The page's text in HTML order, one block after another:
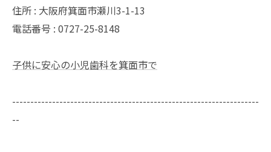
住所 : 大阪府箕面市瀬川3-1-13
電話番号 : 0727-25-8148
子供に安心の小児歯科を箕面市で
--------------------------------------------------------------------
--